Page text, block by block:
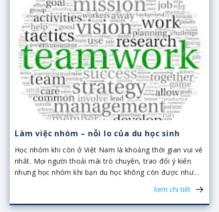
Làm việc nhóm – nỗi lo của du học sinh
Học nhóm khi còn ở Việt Nam là khoảng thời gian vui vẻ
nhất. Mọi người thoải mái trò chuyện, trao đổi ý kiến
nhưng học nhóm khi bạn du học không còn được như
Xem chi tiết